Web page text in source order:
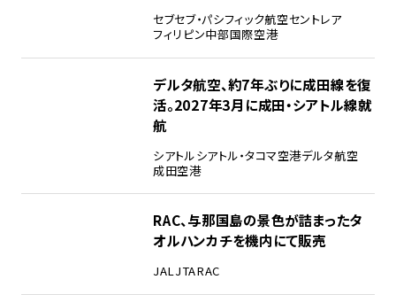
セブセブ・パシフィック航空セントレア
フィリピン中部国際空港
デルタ航空、約7年ぶりに成田線を復
活。2027年3月に成田・シアトル線就
航
シアトルシアトル・タコマ空港デルタ航空
成田空港
RAC、与那国島の景色が詰まったタ
オルハンカチを機内にて販売
JALJTARAC